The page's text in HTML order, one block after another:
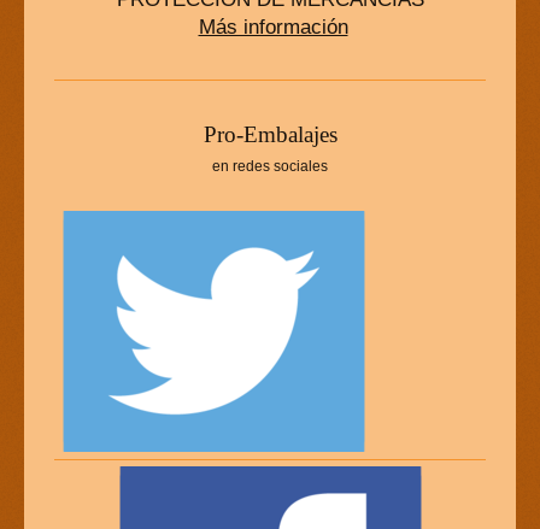
Más información
Pro-Embalajes
en redes sociales